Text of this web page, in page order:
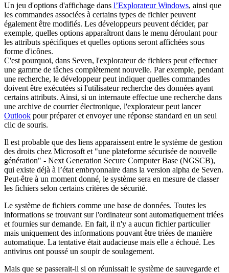
Un jeu d'options d'affichage dans l’Explorateur Windows, ainsi que
les commandes associées à certains types de fichier peuvent
également être modifiés. Les développeurs peuvent décider, par
exemple, quelles options apparaîtront dans le menu déroulant pour
les attributs spécifiques et quelles options seront affichées sous
forme d'icônes.
C'est pourquoi, dans Seven, l'explorateur de fichiers peut effectuer
une gamme de tâches complètement nouvelle. Par exemple, pendant
une recherche, le développeur peut indiquer quelles commandes
doivent être exécutées si l'utilisateur recherche des données ayant
certains attributs. Ainsi, si un internaute effectue une recherche dans
une archive de courrier électronique, l'explorateur peut lancer
Outlook pour préparer et envoyer une réponse standard en un seul
clic de souris.
Il est probable que des liens apparaissent entre le système de gestion
des droits chez Microsoft et "une plateforme sécurisée de nouvelle
génération" - Next Generation Secure Computer Base (NGSCB),
qui existe déjà à l’état embryonnaire dans la version alpha de Seven.
Peut-être à un moment donné, le système sera en mesure de classer
les fichiers selon certains critères de sécurité.
Le système de fichiers comme une base de données. Toutes les
informations se trouvant sur l'ordinateur sont automatiquement triées
et fournies sur demande. En fait, il n'y a aucun fichier particulier
mais uniquement des informations pouvant être triées de manière
automatique. La tentative était audacieuse mais elle a échoué. Les
antivirus ont poussé un soupir de soulagement.
Mais que se passerait-il si on réunissait le système de sauvegarde et